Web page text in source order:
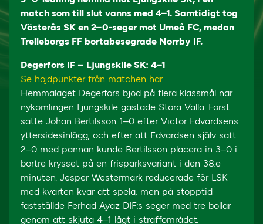
match som till slut vanns med 4–1. Samtidigt tog
Västerås SK en 2–0-seger mot Umeå FC, medan
Trelleborgs FF bortabesegrade Norrby IF.
Degerfors IF – Ljungskile SK: 4–1
Se höjdpunkter från matchen här.
Hemmalaget Degerfors bjöd på flera klassmål när
nykomlingen Ljungskile gästade Stora Valla. Först
satte Johan Bertilsson 1–0 efter Victor Edvardsens
yttersidesinlägg, och efter att Edvardsen själv satt
2–0 med pannan kunde Bertilsson placera in 3–0 i
bortre krysset på en frisparksvariant i den 38:e
minuten. Jesper Westermark reducerade för LSK
med kvarten kvar att spela, men på stopptid
fastställde Ferhad Ayaz DIF:s seger med tre bollar
genom att skjuta 4–1 lågt i straffområdet.